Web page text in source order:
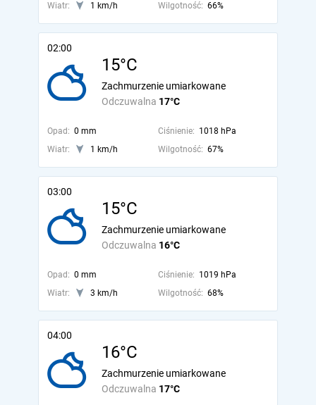
Wiatr:
1 km/h Wilgotność: 66%
02:00
15°C
Odczuwalna 17°C
Zachmurzenie umiarkowane
Opad: 0 mm Ciśnienie: 1018 hPa
Wiatr:
1 km/h Wilgotność: 67%
03:00
15°C
Odczuwalna 16°C
Zachmurzenie umiarkowane
Opad: 0 mm Ciśnienie: 1019 hPa
Wiatr:
3 km/h Wilgotność: 68%
04:00
16°C
Odczuwalna 17°C
Zachmurzenie umiarkowane